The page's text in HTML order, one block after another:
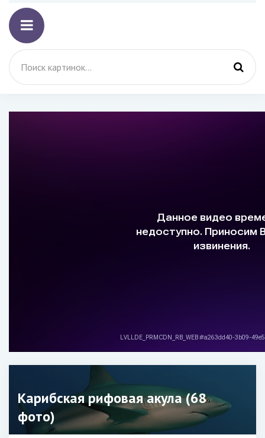
Карибская рифовая акула (68
фото)